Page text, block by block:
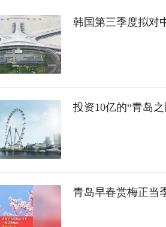
韩国第三季度拟对
投资10亿的“青岛
青岛早春赏梅正当